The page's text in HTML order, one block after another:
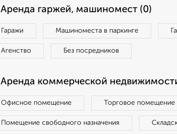
Аренда гаржей, машиномест (0)
Гаражи Машиноместа в паркинге
Агенство Без посредников
Аренда коммерческой
Офисное помещение Торговое помещение
Помещение свободного назначения